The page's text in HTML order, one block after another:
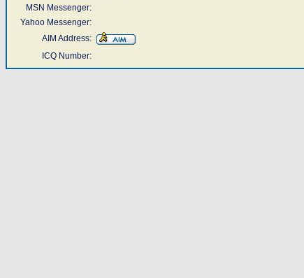
MSN Messenger:
Yahoo Messenger:
AIM Address:
ICQ Number: